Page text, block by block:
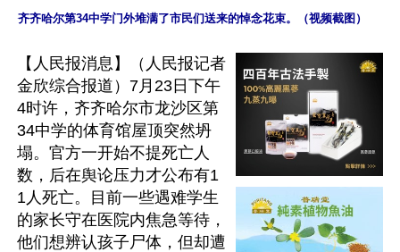
齐齐哈尔第34中学门外堆满了市民们送来的悼念花束。（视频截图）
【人民报消息】（人民报记者
金欣综合报道）7月23日下午
4时许，齐齐哈尔市龙沙区第
34中学的体育馆屋顶突然坍
塌。官方一开始不提死亡人
数，后在舆论压力才公布有1
1人死亡。目前一些遇难学生
的家长守在医院内焦急等待，
他们想辨认孩子尸体，但却遭